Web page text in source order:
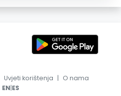
Uvjeti korištenja | O nama
EN|ES